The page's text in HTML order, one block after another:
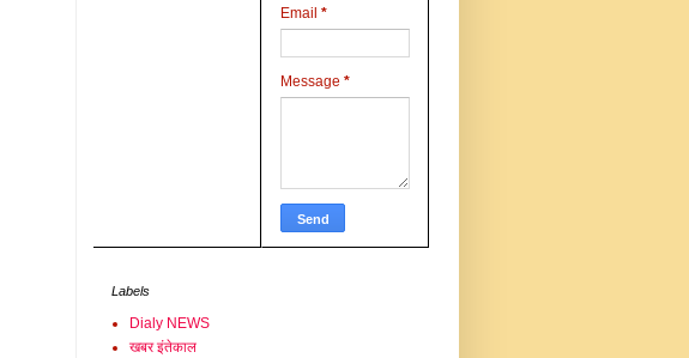
Email *
Message *
Labels
Dialy NEWS
खबर इंतेकाल